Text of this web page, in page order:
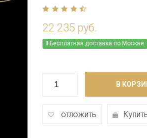
22 235 руб.
Бесплатная доставка по Москве
В
отложить